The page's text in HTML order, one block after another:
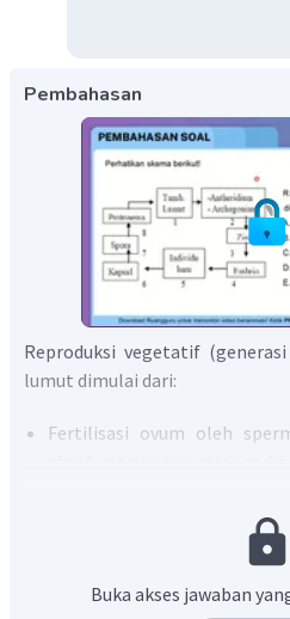
Pembahasan
Reproduksi vegetatif
lumut dimulai dari:
Fertilisasi ovum oleh
(2n).
Embrio tumbuh menjadi
Pada saat sporofit masak
Buka akses jawaban